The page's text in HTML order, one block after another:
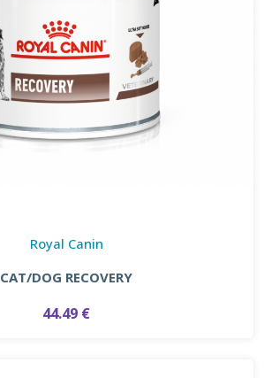
Royal Canin
CAT/DOG RECOVERY
44.49 €